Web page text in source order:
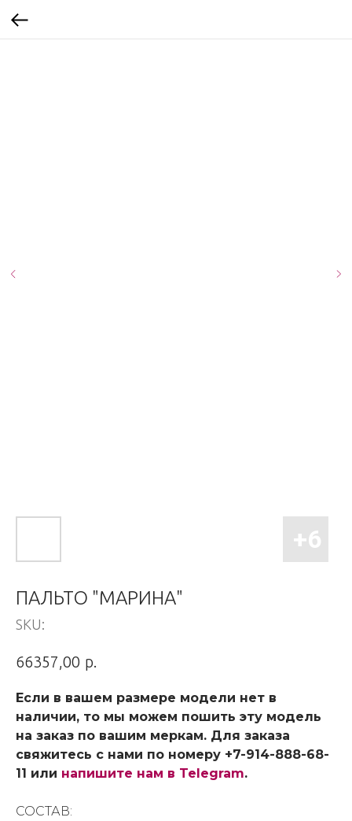
ПАЛЬТО "МАРИНА"
SKU:
66357,00 р.
Если в вашем размере модели нет в
наличии, то мы можем пошить эту модель
на заказ по вашим меркам. Для заказа
свяжитесь с нами по номеру +7-914-888-68-
11 или напишите нам в Telegram.
СОСТАВ: